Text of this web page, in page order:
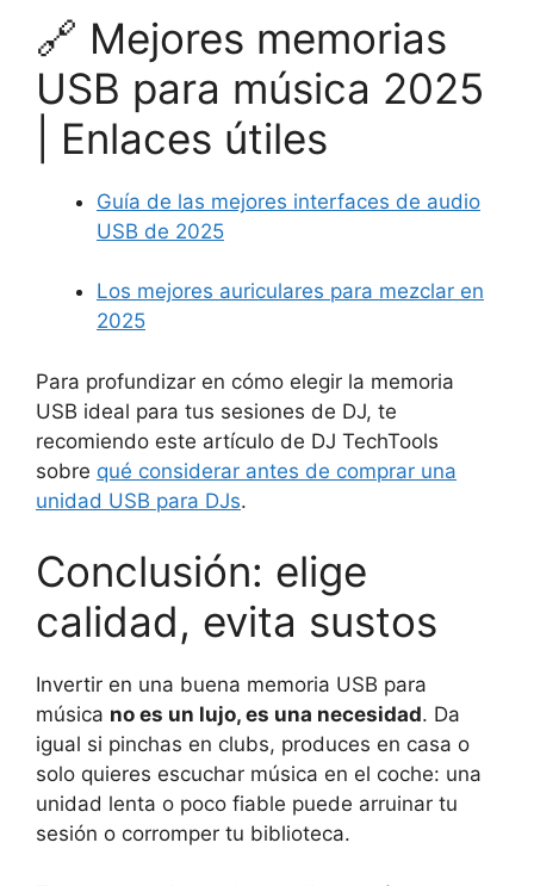
🔗 Mejores memorias
USB para música 2025
| Enlaces útiles
Guía de las mejores interfaces de audio
USB de 2025
Los mejores auriculares para mezclar en
2025
Para profundizar en cómo elegir la memoria
USB ideal para tus sesiones de DJ, te
recomiendo este artículo de DJ TechTools
sobre qué considerar antes de comprar una
unidad USB para DJs.
Conclusión: elige
calidad, evita sustos
Invertir en una buena memoria USB para
música no es un lujo, es una necesidad. Da
igual si pinchas en clubs, produces en casa o
solo quieres escuchar música en el coche: una
unidad lenta o poco fiable puede arruinar tu
sesión o corromper tu biblioteca.